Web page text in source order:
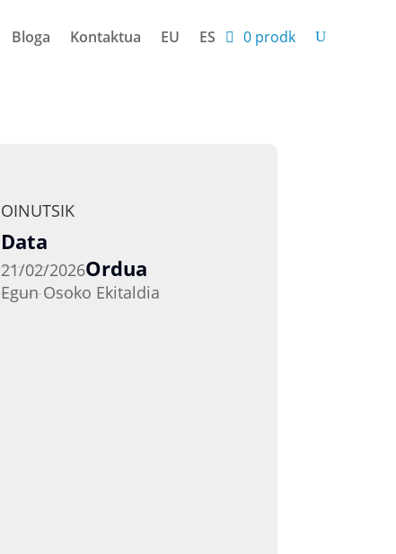
Bloga Kontaktua EU ES 0 prodk
OINUTSIK
Data
21/02/2026Ordua
Egun Osoko Ekitaldia